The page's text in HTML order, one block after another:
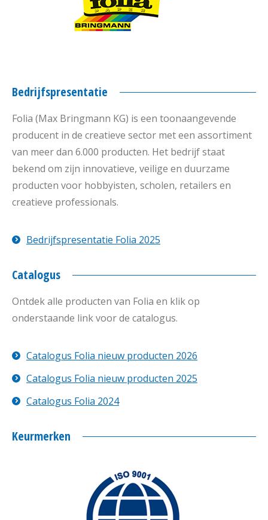
Bedrijfspresentatie
Folia (Max Bringmann KG) is een toonaangevende
producent in de creatieve sector met een assortiment
van meer dan 6.000 producten. Het bedrijf staat
bekend om zijn innovatieve, veilige en duurzame
producten voor hobbyisten, scholen, retailers en
creatieve professionals.
Bedrijfspresentatie Folia 2025
Catalogus
Ontdek alle producten van Folia en klik op
onderstaande link voor de catalogus.
Catalogus Folia nieuw producten 2026
Catalogus Folia nieuw producten 2025
Catalogus Folia 2024
Keurmerken